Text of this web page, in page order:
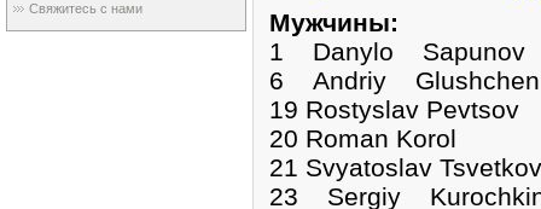
Свяжитесь с нами
Мужчины:
1 Danylo Sapunov
6 Andriy
19 Rostyslav Pevtsov
20 Roman Korol
21 Svyatoslav Tsvetkov
23 Sergiy